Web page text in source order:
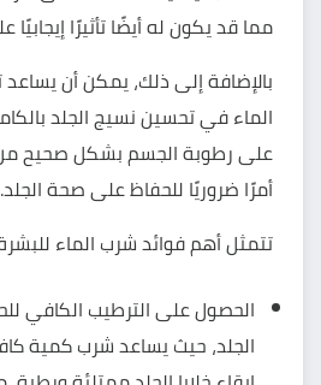
مما قد يكون له أيضًا تأثيرًا
بالإضافة إلى ذلك، يمكن أن
الماء في تحسين نسيج الجلد
على رطوبة الجسم بشكل صحيح
أمرًا ضروريًا للحفاظ على صحة الجلد.
تتمثل أهم فوائد شرب الماء
الحصول على الترطيب الكافي
الجلد، حيث يساعد شرب كمية